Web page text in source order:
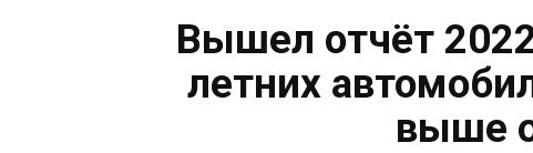
Вышел отчёт
летних
выше